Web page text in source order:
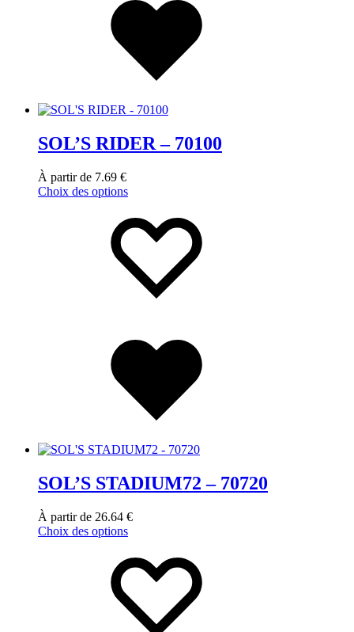
SOL’S RIDER – 70100
À partir de 7.69 €
Choix des options
SOL’S STADIUM72 – 70720
À partir de 26.64 €
Choix des options